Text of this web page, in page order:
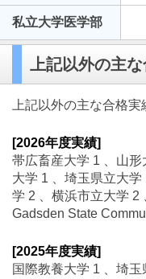
私立大学医学部
上記以外の主
上記以外の主な合格実
[2026年度実績]
帯広畜産大学 1 、山
大学 1 、埼玉県立大
学 2 、横浜市立大学 2
Gadsden State
[2025年度実績]
国際教養大学 1 、埼